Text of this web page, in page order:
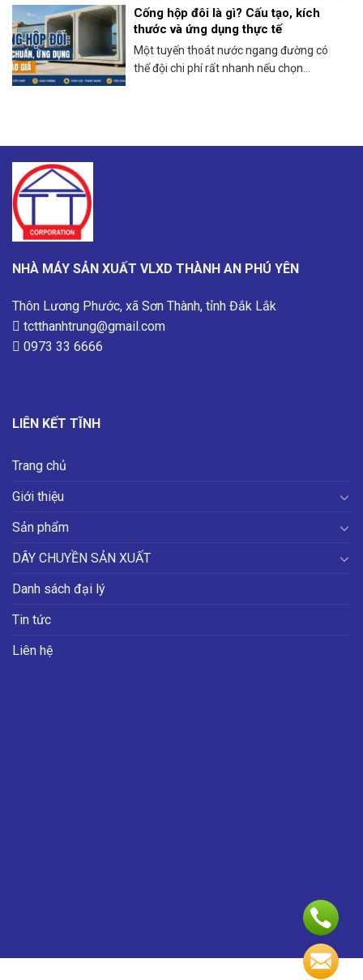
Cống hộp đôi là gì? Cấu tạo, kích
thước và ứng dụng thực tế
Một tuyến thoát nước ngang đường có
thể đội chi phí rất nhanh nếu chọn...
NHÀ MÁY SẢN XUẤT VLXD THÀNH AN PHÚ YÊN
Thôn Lương Phước, xã Sơn Thành, tỉnh Đắk Lắk
tctthanhtrung@gmail.com
0973 33 6666
LIÊN KẾT TĨNH
Trang chủ
Giới thiệu
Sản phẩm
DÂY CHUYỀN SẢN XUẤT
Danh sách đại lý
Tin tức
Liên hệ